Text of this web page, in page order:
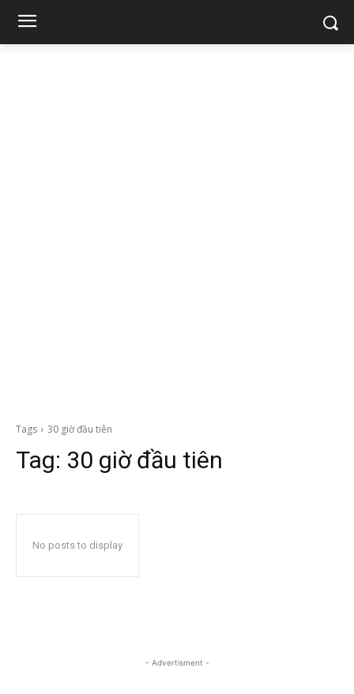
Tags 30 giờ đầu tiên
Tag: 30 giờ đầu tiên
No posts to display
- Advertisment -